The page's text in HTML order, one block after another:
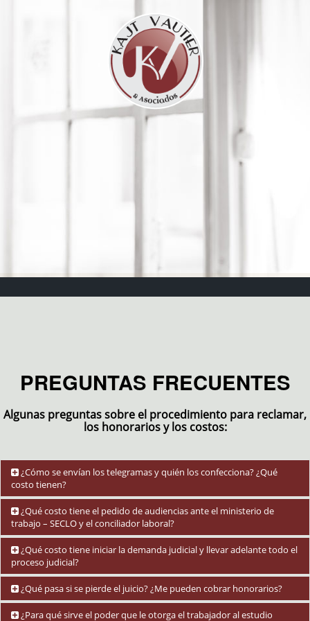
PREGUNTAS FRECUENTES
Algunas preguntas sobre el procedimiento para reclamar,
los honorarios y los costos:
¿Cómo se envían los telegramas y quién los confecciona? ¿Qué
costo tienen?
Los telegramas los envía el trabajador personalmente, y los
confeccionamos nosotros. No tienen costo alguno, ya que la empresa
CORREO OFICIAL –ex CORREO ARGENTINO- por ley dispone la
gratuidad del telegrama para el trabajador exclusivamente. Nosotros
se lo preparamos, se lo imprimimos, y Ud. lo envía por una Sucursal
de Correo Oficial con su D.N.I.
¿Qué costo tiene el pedido de audiencias ante el ministerio de
trabajo – SECLO y el conciliador laboral?
Ningún costo. El pedido de audiencia y su tramitación es gratuito. Y en
caso de llegarse a un acuerdo, el costo de los honorarios del
conciliador laboral dependiente del Ministerio de Trabajo es abonado
por la empresa o por la A.R.T. reclamada.
¿Qué costo tiene iniciar la demanda judicial y llevar adelante todo el
proceso judicial?
No tiene ningún costo inicial. Nuestros honorarios son a resultado. Es
decir, se le cobra un porcentaje de las sumas que Ud. perciba, a través
de nuestra labor y representación. Cuanto más exitosa es nuestra
¿Qué pasa si se pierde el juicio? ¿Me pueden cobrar honorarios?
Solamente le podrían cobrar honorarios, en caso de que se impongan
¿Para qué sirve el poder que le otorga el trabajador al estudio